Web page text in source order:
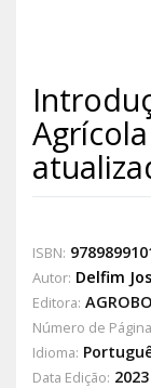
ISBN:
Autor: Delfim
Editora:
Número de
Idioma:
Data Edição: 2023